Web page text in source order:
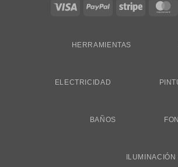
Visa PayPal Stripe
HERRAMIENTAS
ELECTRICIDAD
BAÑOS
ILUMINACIÓN